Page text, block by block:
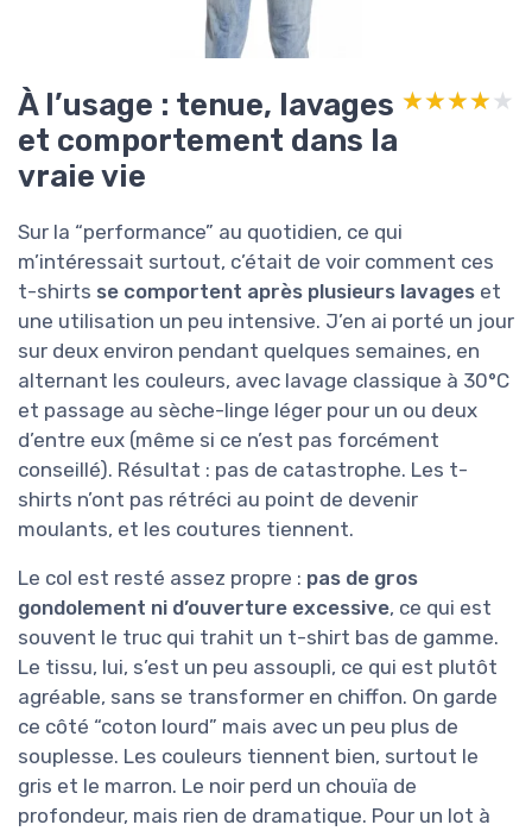
À l’usage : tenue, lavages
et comportement dans la
vraie vie
★★★★★
★★★★★
Sur la “performance” au quotidien, ce qui
m’intéressait surtout, c’était de voir comment ces
t-shirts se comportent après plusieurs lavages et
une utilisation un peu intensive. J’en ai porté un jour
sur deux environ pendant quelques semaines, en
alternant les couleurs, avec lavage classique à 30°C
et passage au sèche-linge léger pour un ou deux
d’entre eux (même si ce n’est pas forcément
conseillé). Résultat : pas de catastrophe. Les t-
shirts n’ont pas rétréci au point de devenir
moulants, et les coutures tiennent.
Le col est resté assez propre : pas de gros
gondolement ni d’ouverture excessive, ce qui est
souvent le truc qui trahit un t-shirt bas de gamme.
Le tissu, lui, s’est un peu assoupli, ce qui est plutôt
agréable, sans se transformer en chiffon. On garde
ce côté “coton lourd” mais avec un peu plus de
souplesse. Les couleurs tiennent bien, surtout le
gris et le marron. Le noir perd un chouïa de
profondeur, mais rien de dramatique. Pour un lot à